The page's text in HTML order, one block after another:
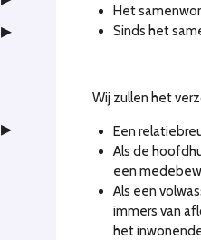
Het
Sinds het
Wij zullen het
Een
Als de
een
Als een
immers van
het